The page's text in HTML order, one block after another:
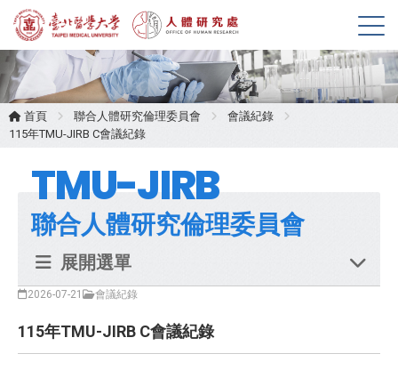
展
開
選
單
首頁 聯合人體研究倫理委員會
會議紀錄
115年TMU-JIRB C會議紀錄
TMU-JIRB
聯合人體研究倫理委員會
展開選單
2026-07-21 會議紀錄
115年TMU-JIRB C會議紀錄